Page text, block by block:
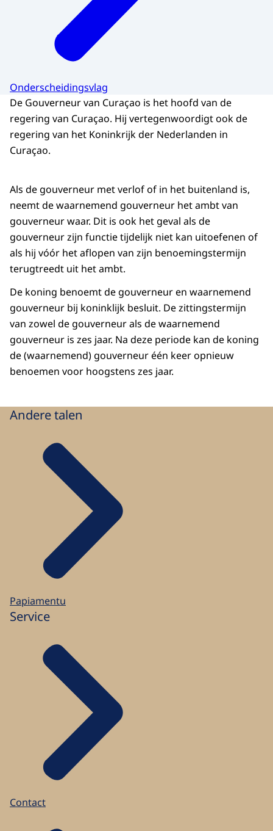
Onderscheidingsvlag
De Gouverneur van Curaçao is het hoofd van de
regering van Curaçao. Hij vertegenwoordigt ook de
regering van het Koninkrijk der Nederlanden in
Curaçao.
Als de gouverneur met verlof of in het buitenland is,
neemt de waarnemend gouverneur het ambt van
gouverneur waar. Dit is ook het geval als de
gouverneur zijn functie tijdelijk niet kan uitoefenen of
als hij vóór het aflopen van zijn benoemingstermijn
terugtreedt uit het ambt.
De koning benoemt de gouverneur en waarnemend
gouverneur bij koninklijk besluit. De zittingstermijn
van zowel de gouverneur als de waarnemend
gouverneur is zes jaar. Na deze periode kan de koning
de (waarnemend) gouverneur één keer opnieuw
benoemen voor hoogstens zes jaar.
Andere talen
Papiamentu
Service
Contact